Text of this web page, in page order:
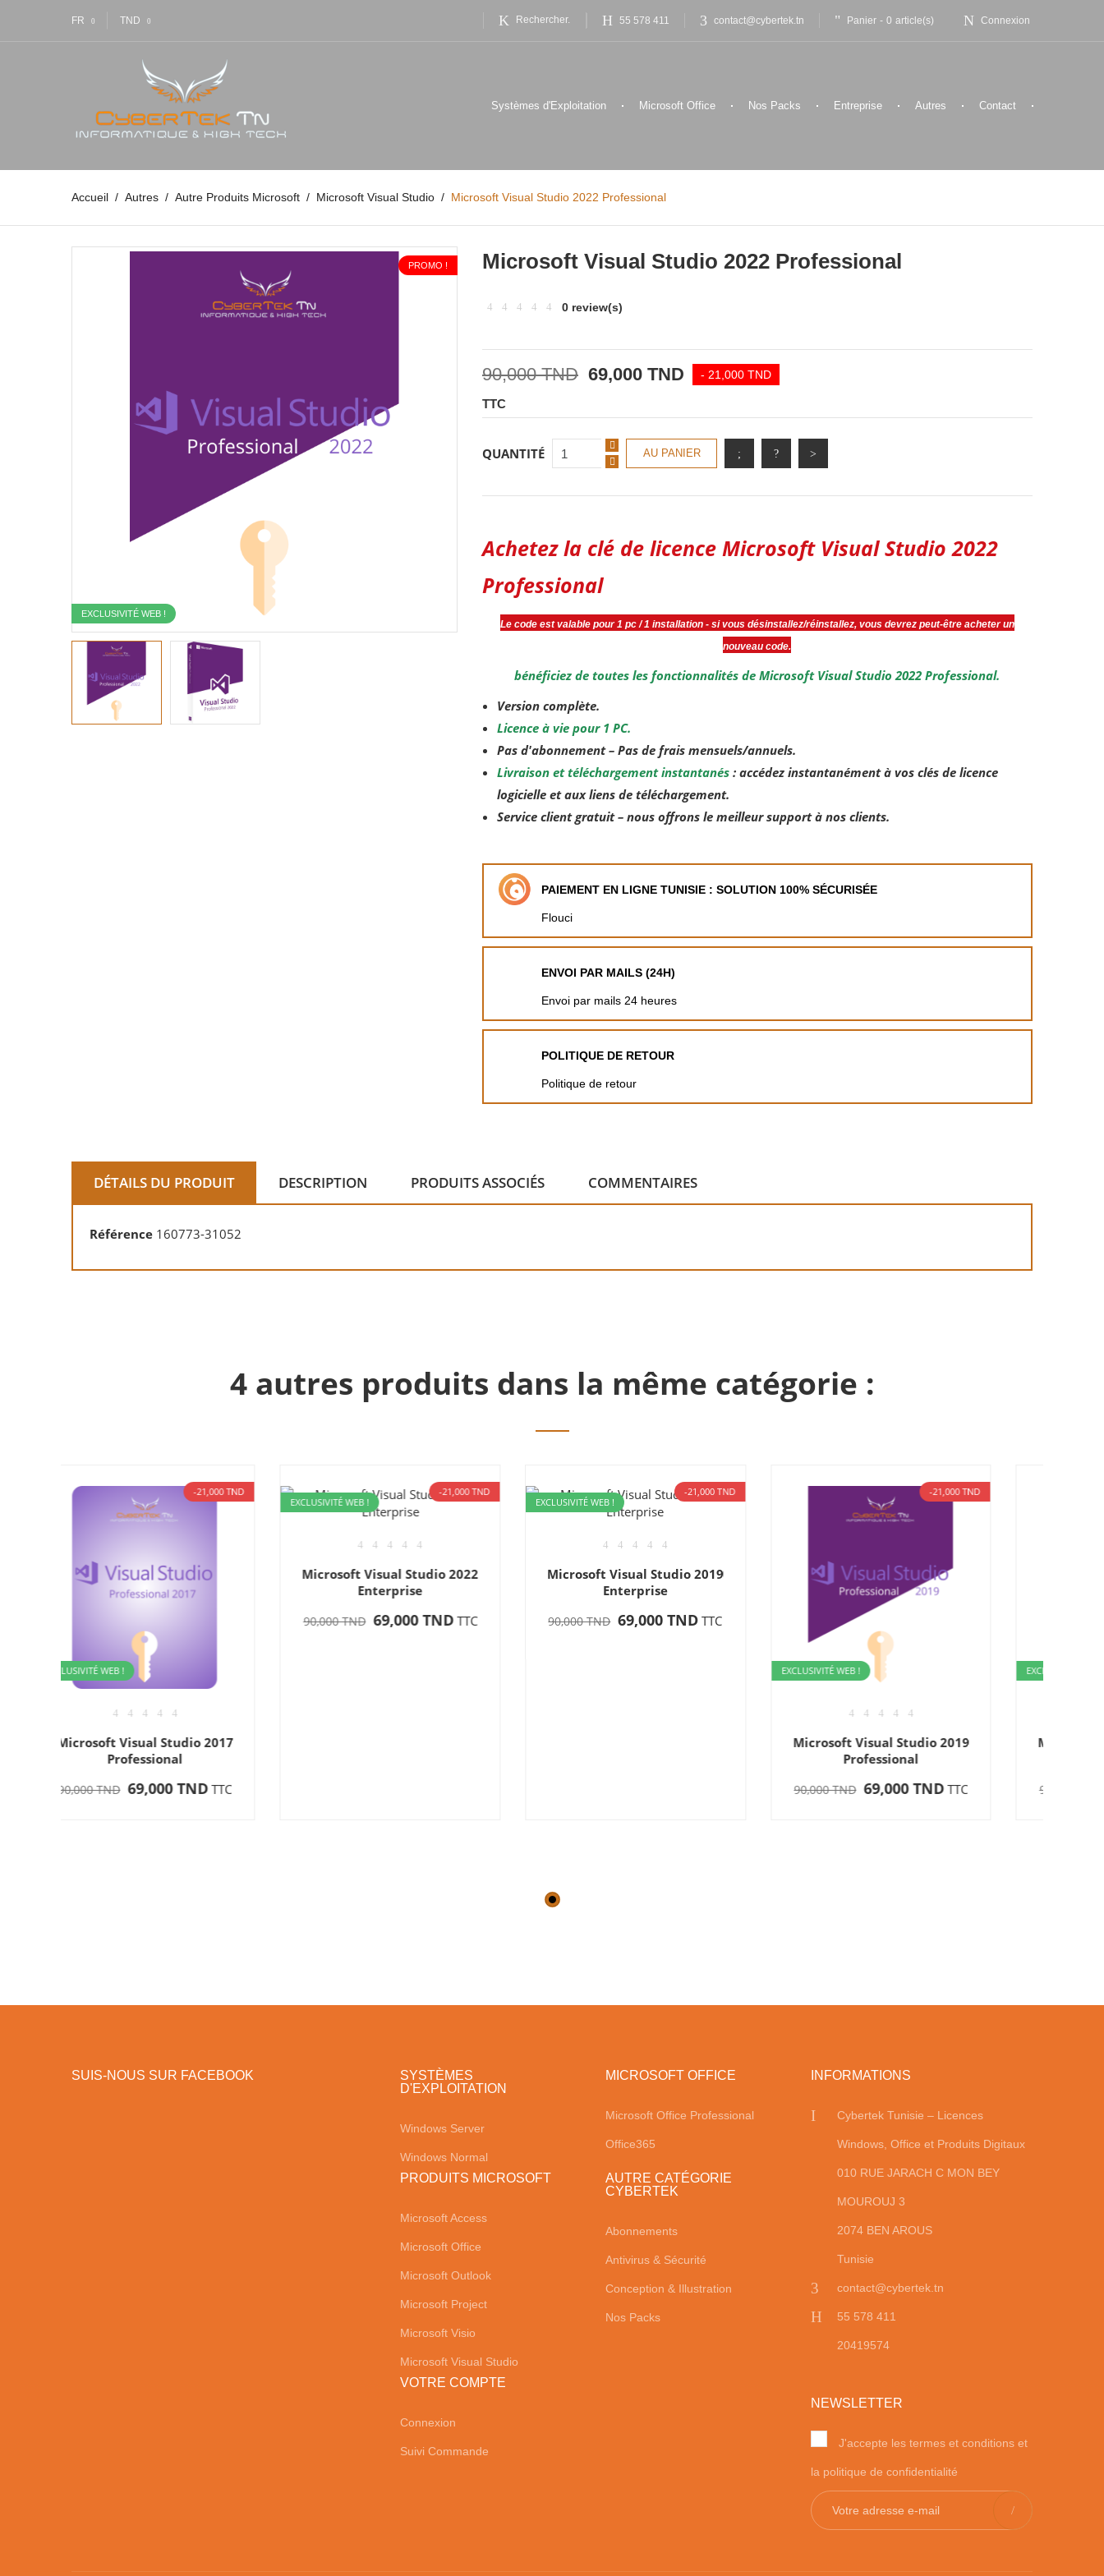
FR TND 55 578 411 contact@cybertek.tn Panier - 0 article(s) Connexion
Systèmes d'Exploitation Microsoft Office Nos Packs Entreprise Autres Contact
Accueil Autres Autre Produits Microsoft Microsoft Visual Studio Microsoft Visual Studio 2022 Professional
EXCLUSIVITÉ WEB !
PROMO ! Microsoft Visual Studio 2022 Professional
0 review(s)
90,000 TND 69,000 TND - 21,000 TND
TTC
QUANTITÉ AU PANIER
Achetez la clé de licence Microsoft Visual Studio 2022
Professional
Le code est valable pour 1 pc / 1 installation - si vous désinstallez/réinstallez, vous devrez peut-être acheter un
nouveau code.
bénéficiez de toutes les fonctionnalités de Microsoft Visual Studio 2022 Professional.
Version complète.
Licence à vie pour 1 PC.
Pas d'abonnement – ​​Pas de frais mensuels/annuels.
Livraison et téléchargement instantanés : accédez instantanément à vos clés de licence
logicielle et aux liens de téléchargement.
Service client gratuit – nous offrons le meilleur support à nos clients.
PAIEMENT EN LIGNE TUNISIE : SOLUTION 100% SÉCURISÉE
Flouci
ENVOI PAR MAILS (24H)
Envoi par mails 24 heures
POLITIQUE DE RETOUR
Politique de retour
DÉTAILS DU PRODUIT DESCRIPTION PRODUITS ASSOCIÉS COMMENTAIRES
Référence 160773-31052
4 autres produits dans la même catégorie :
-21,000 TND
EXCLUSIVITÉ WEB !
Microsoft Visual Studio 2022
Enterprise
-21,000 TND
EXCLUSIVITÉ WEB !
Microsoft Visual Studio 2019
Enterprise
90,000 TND 69,000 TND
-21,000 TND -21,000 TND
EXCLUSIVITÉ WEB !
Microsoft Visual Studio 2017
Professional
90,000 TND 69,000 TND
SUIS-NOUS SUR FACEBOOK
SYSTÈMES
D'EXPLOITATION
Windows Server
Windows Normal
MICROSOFT OFFICE
Microsoft Office Professional
Office365
PRODUITS MICROSOFT
Microsoft Access
Microsoft Office
Microsoft Outlook
Microsoft Project
Microsoft Visio
Microsoft Visual Studio
AUTRE CATÉGORIE
CYBERTEK
Abonnements
Antivirus & Sécurité
Conception & Illustration
Nos Packs
VOTRE COMPTE
Connexion
Suivi Commande
INFORMATIONS
Cybertek Tunisie – Licences
Windows, Office et Produits Digitaux
010 RUE JARACH C MON BEY
MOUROUJ 3
2074 BEN AROUS
Tunisie
contact@cybertek.tn
55 578 411
20419574
NEWSLETTER
J'accepte les termes et conditions et
la politique de confidentialité